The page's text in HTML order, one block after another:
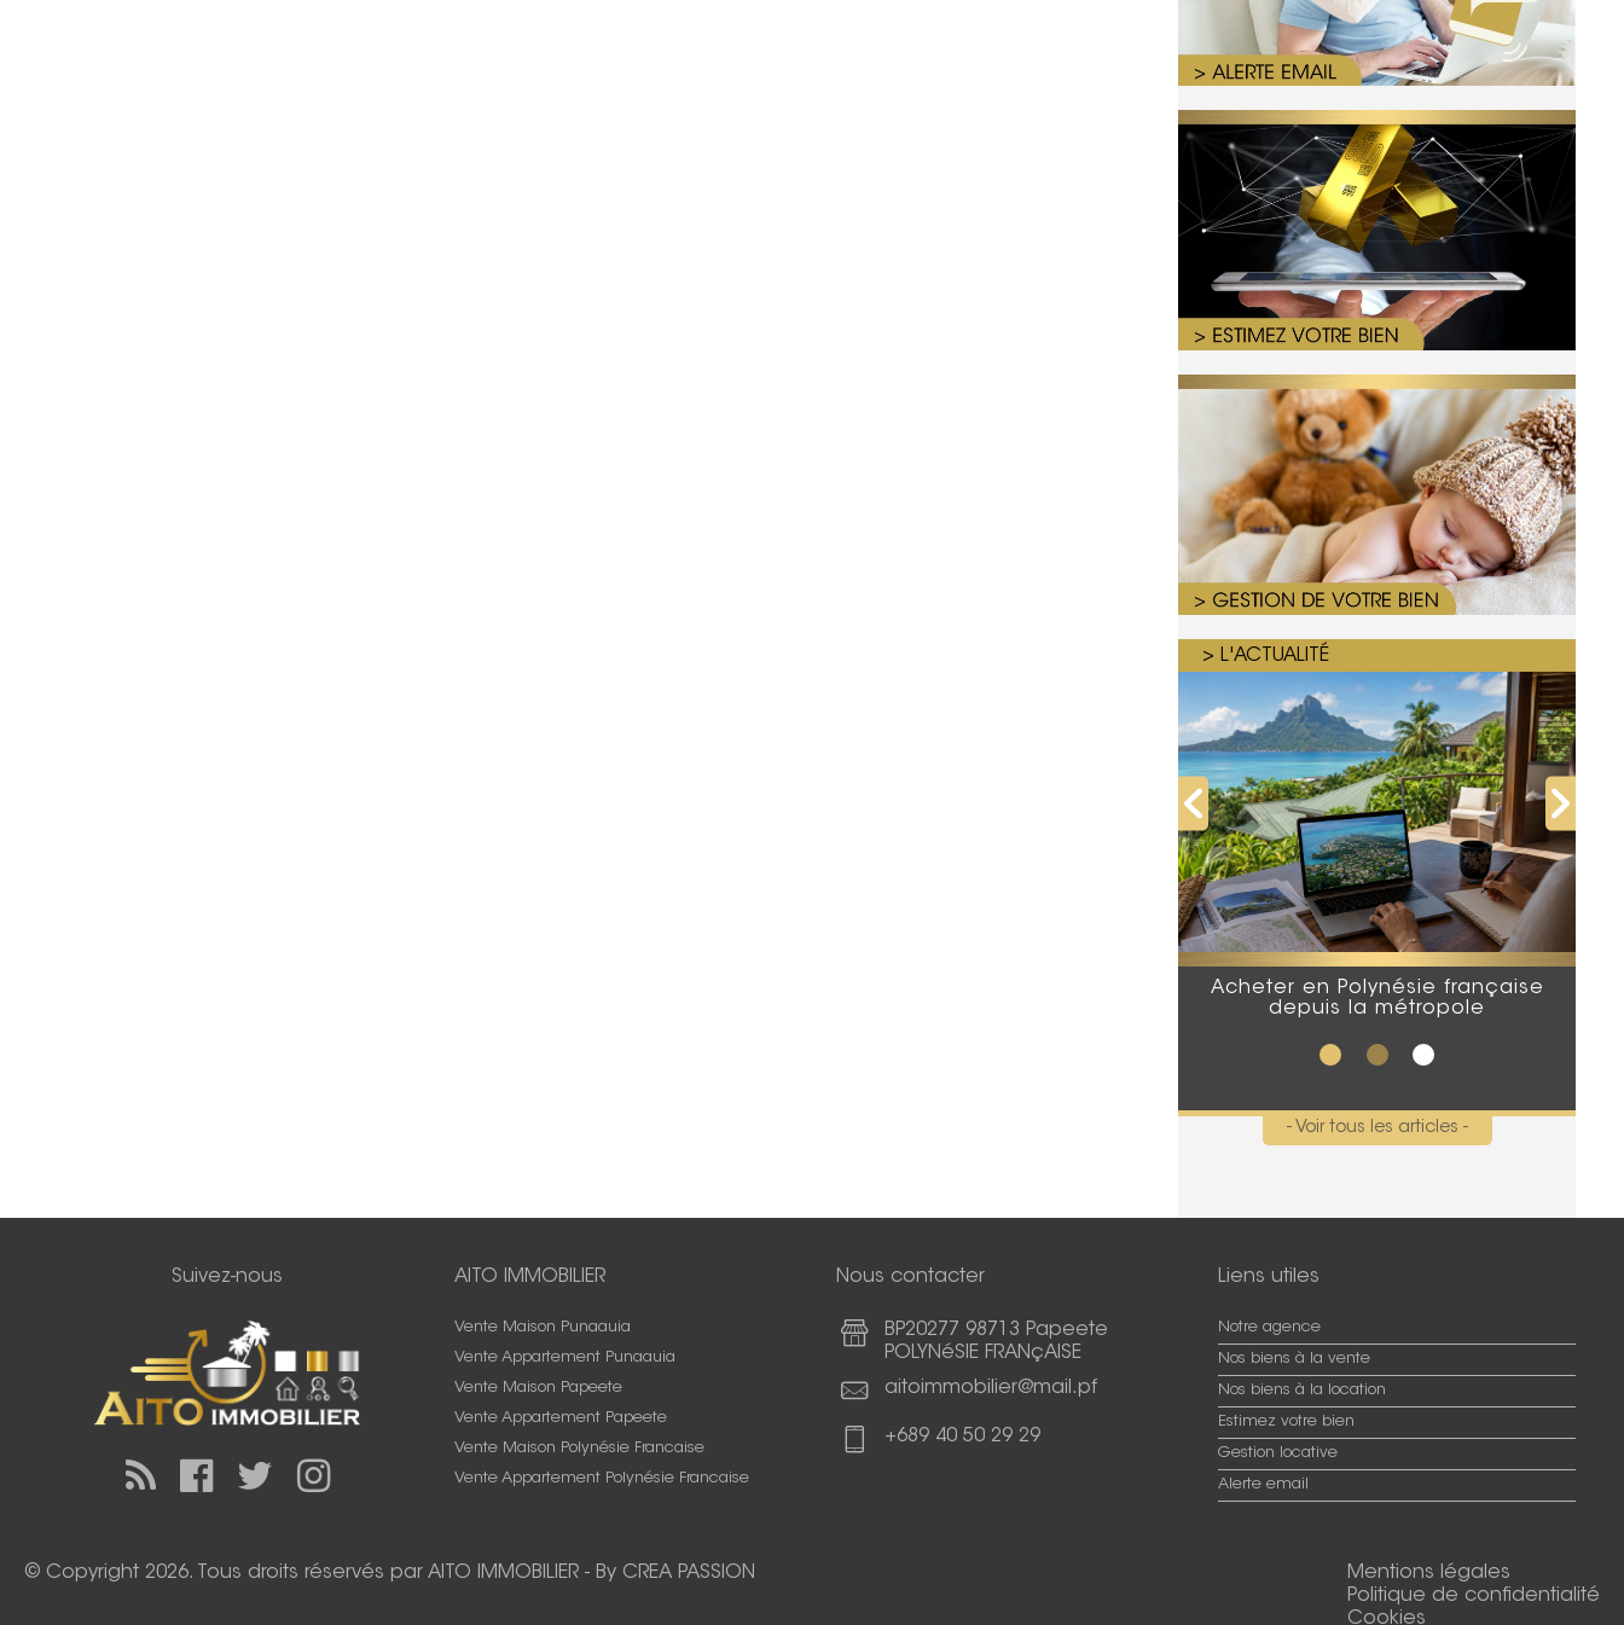
> L'ACTUALITÉ
Acheter en Polynésie française
depuis la métropole
- Voir tous les articles -
Suivez-nous AITO IMMOBILIER
Vente Maison Punaauia
Vente Appartement Punaauia
Vente Maison Papeete
Vente Appartement Papeete
Vente Maison Polynésie Francaise
Vente Appartement Polynésie Francaise
Nous contacter
BP20277 98713 Papeete
POLYNéSIE FRANçAISE
aitoimmobilier@mail.pf
+689 40 50 29 29
Liens utiles
Notre agence
Nos biens à la vente
Nos biens à la location
Estimez votre bien
Gestion locative
Alerte email
© Copyright 2026. Tous droits réservés par AITO IMMOBILIER - By CREA PASSION
Mentions légales
Politique de confidentialité
Cookies